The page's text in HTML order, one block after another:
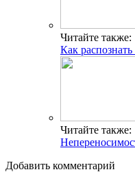
Читайте также:
Как
Читайте также:
Добавить комментарий